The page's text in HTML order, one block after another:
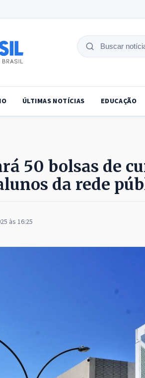
Buscar
ÚLTIMAS NOTÍCIAS EDUCAÇÃO
50 bolsas de
da rede
às 16:25